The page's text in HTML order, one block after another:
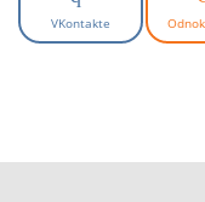
VKontakte